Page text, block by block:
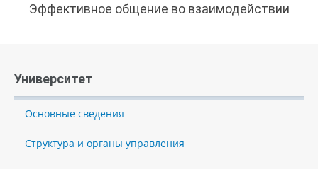
Эффективное общение во взаимодействии
Университет
Основные сведения
Структура и органы управления